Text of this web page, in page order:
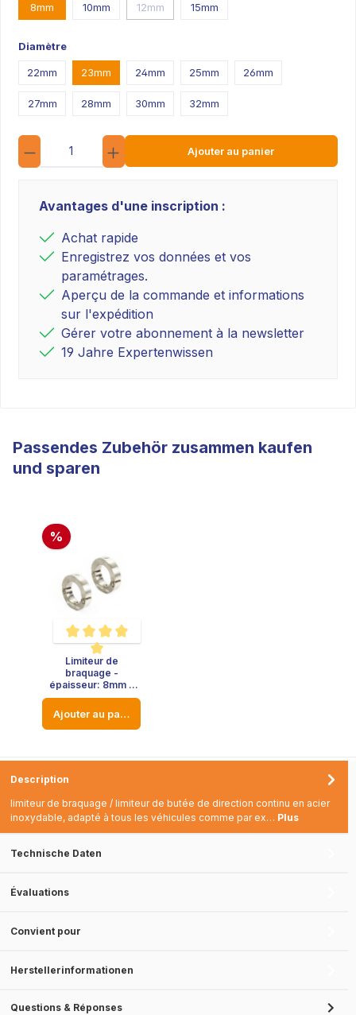
8mm 10mm 12mm 15mm
Diamètre
22mm 23mm 24mm 25mm 26mm
27mm 28mm 30mm 32mm
Quantité
Ajouter au panier
Avantages d'une inscription :
Achat rapide
Enregistrez vos données et vos
paramétrages.
Aperçu de la commande et informations
sur l'expédition
Gérer votre abonnement à la newsletter
19 Jahre Expertenwissen
Passendes Zubehör zusammen kaufen
und sparen
%
Note moyenne de 5 sur 5 étoiles
Limiteur de
braquage -
épaisseur: 8mm -
diamètre: 23mm
Ajouter au panier
Description
limiteur de braquage / limiteur de butée de direction continu en acier
inoxydable, adapté à tous les véhicules comme par ex… Plus
Technische Daten
Évaluations
Convient pour
Herstellerinformationen
Questions & Réponses